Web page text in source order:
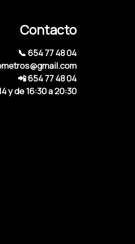
Contacto
📞 654 77 48 04
📲 654 77 48 04
y de 16:30 a 20:30